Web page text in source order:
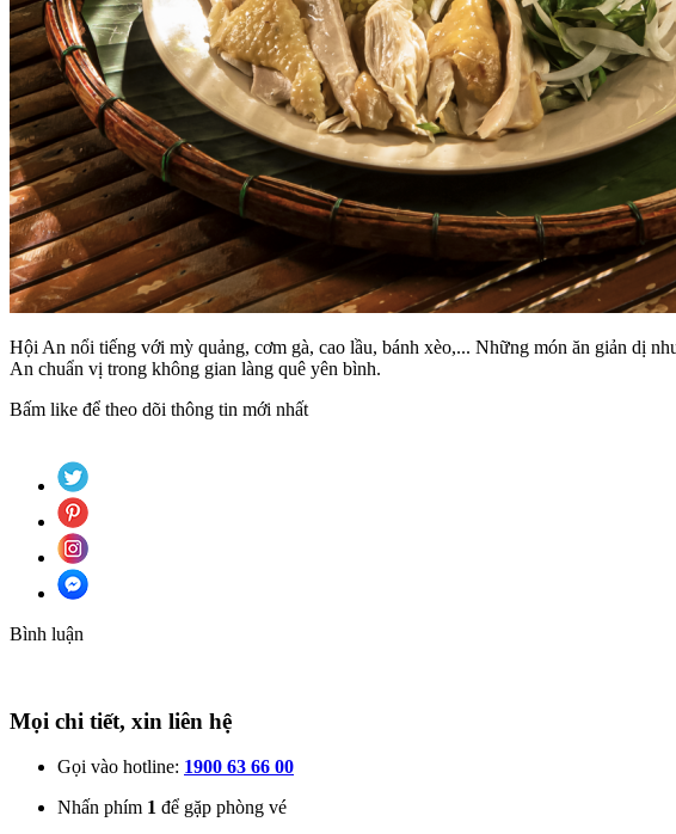
Hội An nổi tiếng với mỳ quảng, cơm gà, cao lầu, bánh xèo,... Những món ăn giản dị
An chuẩn vị trong không gian làng quê yên bình.
Bấm like để theo dõi thông tin mới nhất
Bình luận
Mọi chi tiết, xin liên hệ
Gọi vào hotline: 1900 63 66 00
Nhấn phím 1 để gặp phòng vé